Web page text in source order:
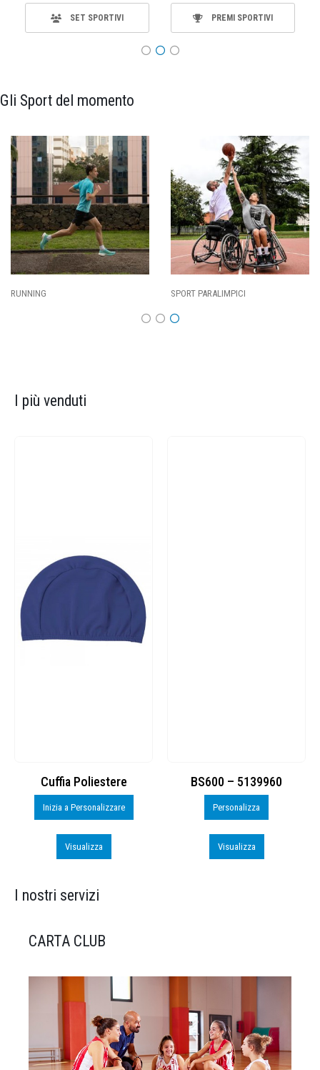
SET SPORTIVI PREMI SPORTIVI
Gli Sport del momento
RUNNING SPORT PARALIMPICI
I più venduti
Cuffia Poliestere
Inizia a Personalizzare
Visualizza
BS600 – 5139960
Personalizza
Visualizza
I nostri servizi
CARTA CLUB